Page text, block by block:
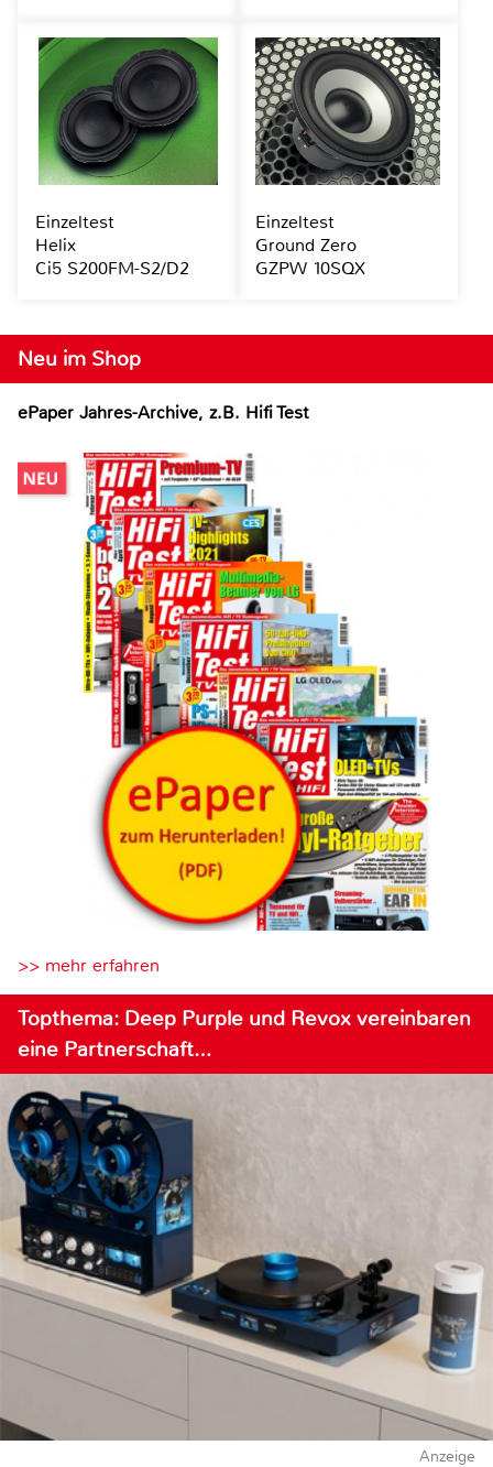
Neu im Shop
ePaper Jahres-Archive, z.B. Hifi Test
>> mehr erfahren
Topthema: Deep Purple und Revox vereinbaren
eine Partnerschaft…
Anzeige
Einzeltest
Helix
Ci5 S200FM-S2/D2
Einzeltest
Ground Zero
GZPW 10SQX